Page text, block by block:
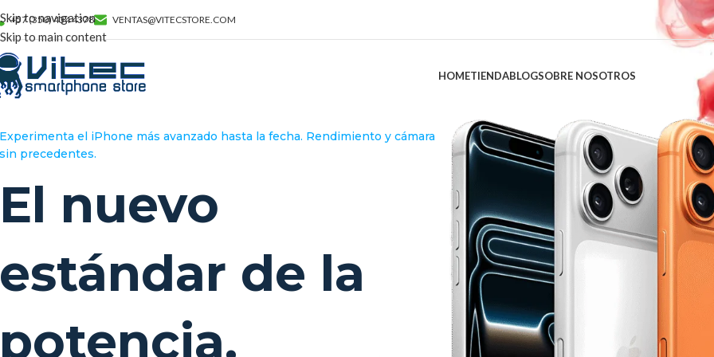
Skip to navigation
Skip to main content
+57 (350) 434 4378 VENTAS@VITECSTORE.COM
HOMETIENDABLOGSOBRE NOSOTROS
Experimenta el iPhone más avanzado hasta la fecha. Rendimiento y cámara
sin precedentes.
El nuevo
estándar de la
potencia.
Calidad de imagen HD y todo el poder de Android TV en el tamaño
perfecto para tu hogar
Descubrir mas
Gestiona tu día, haz videollamadas y
solo un vistazo.
Tu